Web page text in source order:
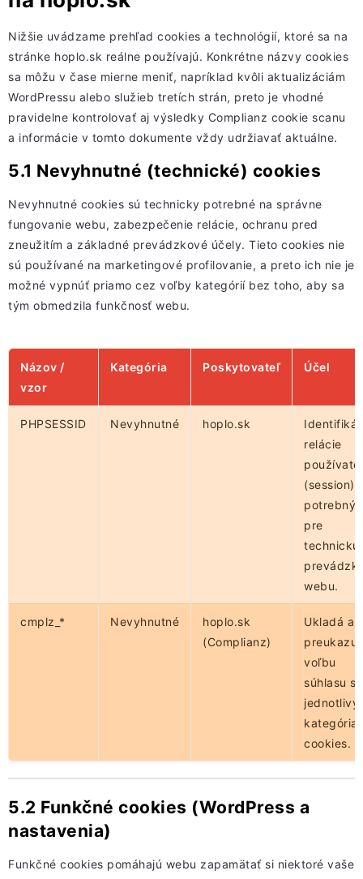
Nižšie uvádzame prehľad cookies a technológií, ktoré sa na
stránke hoplo.sk reálne používajú. Konkrétne názvy cookies
sa môžu v čase mierne meniť, napríklad kvôli aktualizáciám
WordPressu alebo služieb tretích strán, preto je vhodné
pravidelne kontrolovať aj výsledky Complianz cookie scanu
a informácie v tomto dokumente vždy udržiavať aktuálne.
5.1 Nevyhnutné (technické) cookies
Nevyhnutné cookies sú technicky potrebné na správne
fungovanie webu, zabezpečenie relácie, ochranu pred
zneužitím a základné prevádzkové účely. Tieto cookies nie
sú používané na marketingové profilovanie, a preto ich nie je
možné vypnúť priamo cez voľby kategórií bez toho, aby sa
tým obmedzila funkčnosť webu.
Názov /
vzor
Kategória Poskytovateľ Účel
PHPSESSID Nevyhnutné hoplo.sk
relácie
(session)
potrebný
pre
technickú
webu.
cmplz_* Nevyhnutné
hoplo.sk
(Complianz)
Ukladá a
voľbu
súhlasu s
cookies.
5.2 Funkčné cookies (WordPress a
nastavenia)
Funkčné cookies pomáhajú webu zapamätať si niektoré vaše